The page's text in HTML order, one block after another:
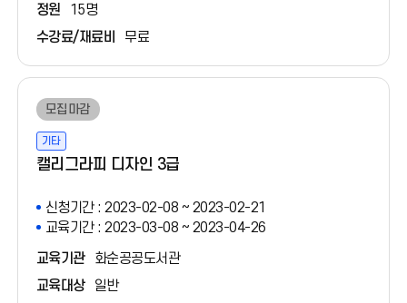
정원
15명
수강료/재료비
무료
모집마감
기타
캘리그라피 디자인 3급
신청기간 : 2023-02-08 ~ 2023-02-21
교육기간 : 2023-03-08 ~ 2023-04-26
교육기관
화순공공도서관
교육대상
일반